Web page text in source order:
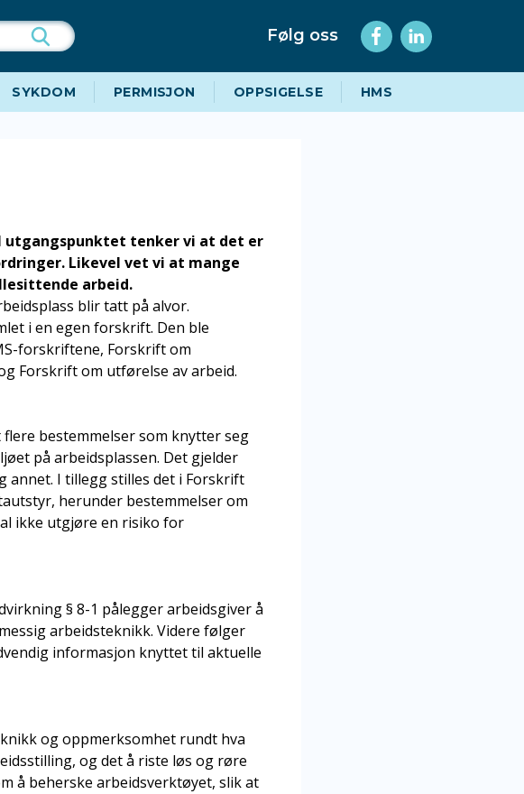
Følg oss
SYKDOM PERMISJON OPPSIGELSE HMS
utgangspunktet tenker vi at det er
Likevel vet vi at mange
arbeid.
blir tatt på alvor.
i en egen forskrift. Den ble
forskriftene, Forskrift om
Forskrift om utførelse av arbeid.
bestemmelser som knytter seg
på arbeidsplassen. Det gjelder
annet. I tillegg stilles det i Forskrift
herunder bestemmelser om
ikke utgjøre en risiko for
§ 8-1 pålegger arbeidsgiver å
arbeidsteknikk. Videre følger
informasjon knyttet til aktuelle
og oppmerksomhet rundt hva
og det å riste løs og røre
å beherske arbeidsverktøyet, slik at